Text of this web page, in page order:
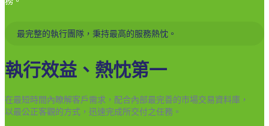
最完整的執行團隊，秉持最高的服務熱忱。
執行效益、熱忱第一
在最短時間內瞭解客戶需求，配合內部最完善的市場交易資料庫，
以最公正客觀的方式，迅速完成所交付之任務。